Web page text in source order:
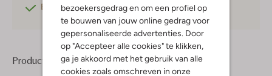
bezoekersgedrag en om een profiel op
te bouwen van jouw online gedrag voor
gepersonaliseerde advertenties. Door
op "Accepteer alle cookies" te klikken,
ga je akkoord met het gebruik van alle
cookies zoals omschreven in onze
Betaal achterafmet Klarna
Product informatie